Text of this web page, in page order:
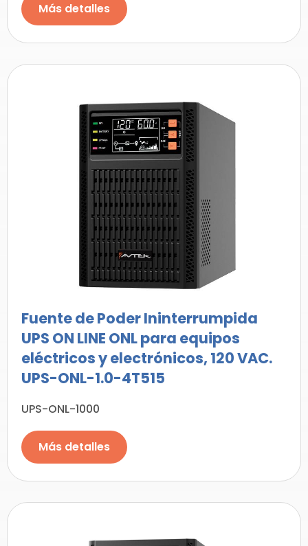
Más detalles
Fuente de Poder Ininterrumpida
UPS ON LINE ONL para equipos
eléctricos y electrónicos, 120 VAC.
UPS-ONL-1.0-4T515
UPS-ONL-1000
Más detalles